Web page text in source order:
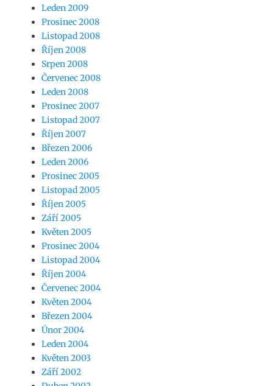
Leden 2009
Prosinec 2008
Listopad 2008
Říjen 2008
Srpen 2008
Červenec 2008
Leden 2008
Prosinec 2007
Listopad 2007
Říjen 2007
Březen 2006
Leden 2006
Prosinec 2005
Listopad 2005
Říjen 2005
Září 2005
Květen 2005
Prosinec 2004
Listopad 2004
Říjen 2004
Červenec 2004
Květen 2004
Březen 2004
Únor 2004
Leden 2004
Květen 2003
Září 2002